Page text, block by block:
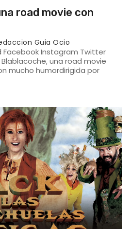
road movie con
Guia Ocio
Facebook Instagram Twitter
una road movie
mucho humordirigida por